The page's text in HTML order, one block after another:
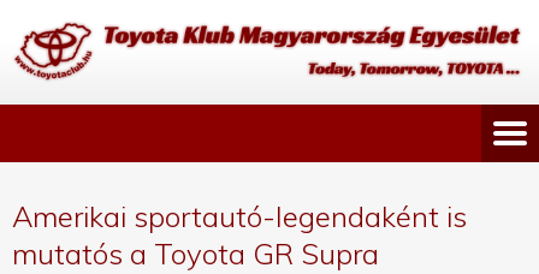
Amerikai sportautó-legendaként is
mutatós a Toyota GR Supra